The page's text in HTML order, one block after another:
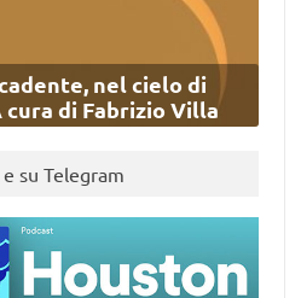
cadente, nel cielo di
cura di Fabrizio Villa
su Telegram